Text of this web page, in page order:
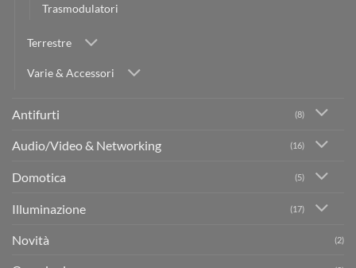
Trasmodulatori
Terrestre
Varie & Accessori
Antifurti (8)
Audio/Video & Networking (16)
Domotica (5)
Illuminazione (17)
Novità (2)